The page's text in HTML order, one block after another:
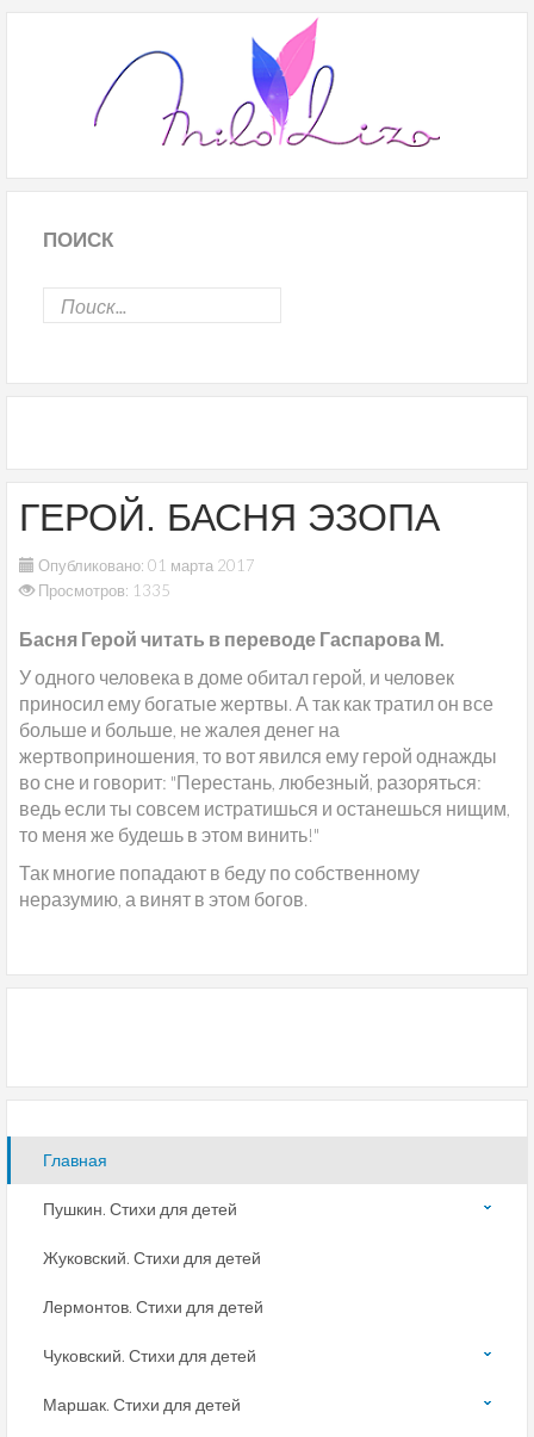
ПОИСК
ГЕРОЙ. БАСНЯ ЭЗОПА
Опубликовано: 01 марта 2017
Просмотров: 1335
Басня Герой читать в переводе Гаспарова М.
У одного человека в доме обитал герой, и человек
приносил ему богатые жертвы. А так как тратил он все
больше и больше, не жалея денег на
жертвоприношения, то вот явился ему герой однажды
во сне и говорит: "Перестань, любезный, разоряться:
ведь если ты совсем истратишься и останешься нищим,
то меня же будешь в этом винить!"
Так многие попадают в беду по собственному
неразумию, а винят в этом богов.
Главная
Пушкин. Стихи для детей
Жуковский. Стихи для детей
Лермонтов. Стихи для детей
Чуковский. Стихи для детей
Маршак. Стихи для детей